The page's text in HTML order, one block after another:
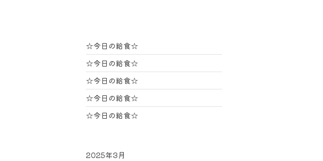
☆今日の給食☆
☆今日の給食☆
☆今日の給食☆
☆今日の給食☆
☆今日の給食☆
2025年3月